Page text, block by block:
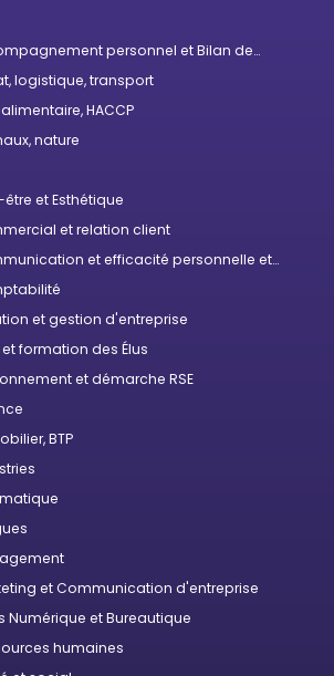
personnel et Bilan de
logistique, transport
HACCP
nature
et Esthétique
et relation client
et efficacité personnelle et
et gestion d'entreprise
formation des Élus
et démarche RSE
BTP
et Communication d'entreprise
Numérique et Bureautique
humaines